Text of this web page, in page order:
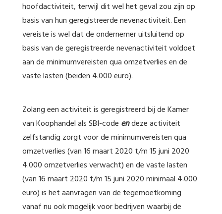
hoofdactiviteit, terwijl dit wel het geval zou zijn op
basis van hun geregistreerde nevenactiviteit. Een
vereiste is wel dat de ondernemer uitsluitend op
basis van de geregistreerde nevenactiviteit voldoet
aan de minimumvereisten qua omzetverlies en de
vaste lasten (beiden 4.000 euro).
Zolang een activiteit is geregistreerd bij de Kamer
van Koophandel als SBI-code endeze activiteit
zelfstandig zorgt voor de minimumvereisten qua
omzetverlies (van 16 maart 2020 t/m 15 juni 2020
4.000 omzetverlies verwacht) en de vaste lasten
(van 16 maart 2020 t/m 15 juni 2020 minimaal 4.000
euro) is het aanvragen van de tegemoetkoming
vanaf nu ook mogelijk voor bedrijven waarbij de